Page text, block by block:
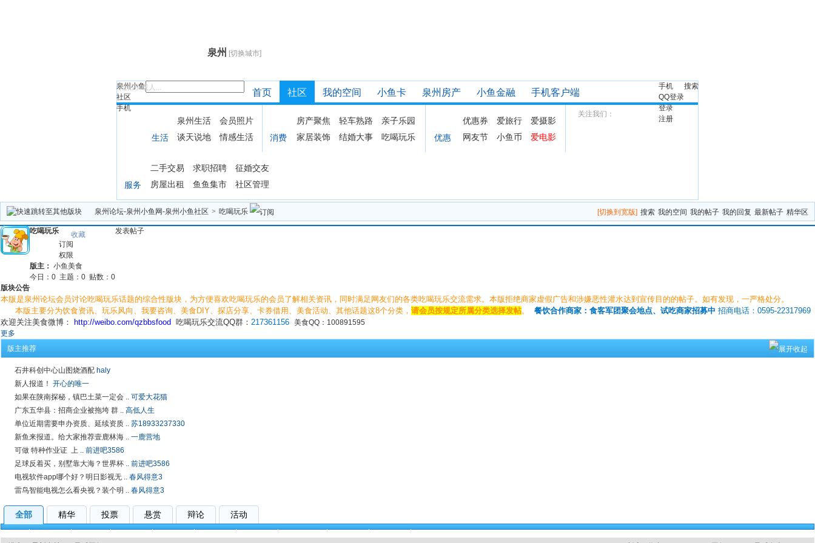
泉州 [切换城市]
泉州小鱼
社区
手机
搜索
找帖子或人...
手机
QQ登录
登录
注册
首页 社区 我的空间 小鱼卡 泉州房产 小鱼金融 手机客户端
关注我们：
生活
泉州生活
会员照片
谈天说地
情感生活 消费
房产聚焦 轻车熟路
亲子乐园
家居装饰
结婚大事 吃喝玩乐 优惠
优惠券 爱旅行
爱摄影
网友节
小鱼币 爱电影
服务
二手交易 求职招聘
征婚交友
房屋出租
鱼鱼集市 社区管理
[切换到宽版] 搜索 我的空间 我的帖子 我的回复 最新帖子 精华区
泉州论坛-泉州小鱼网-泉州小鱼社区 > 吃喝玩乐
吃喝玩乐
收藏
订阅
权限
版主： 小鱼美食
今日： 0 主题： 0 贴数： 0
发表帖子
版块公告
本版是泉州论坛会员讨论吃喝玩乐话题的综合性版块，为方便喜欢吃喝玩乐的会员了解相关资讯，同时满足网友们的各类吃喝玩乐交流需求。本版拒绝商家虚假广告和涉嫌恶性灌水达到宣传目的的帖子。如有发现，一严格处分。
本版主要分为饮食资讯、玩乐风向、我要咨询、美食DIY、探店分享、卡券借用、美食活动、其他话题这8个分类， 请会员按规定所属分类选择发帖。 餐饮合作商家：食客军团聚会地点、试吃商家招募中 招商电话：0595-22317969
欢迎关注美食微博：
http://weibo.com/qzbbsfood 吃喝玩乐交流QQ群： 217361156 美食QQ：100891595
更多
版主推荐
石井科创中心山图烧酒配 haly
新人报道！ 开心的唯一
如果在陕南探秘，镇巴土菜一定会 .. 可爱大花猫
广东五华县：招商企业被拖垮 群 .. 高低人生
单位近期需要申办资质、延续资质 .. 苏18933237330
新鱼来报道。给大家推荐壹鹿林海 .. 一鹿营地
可做 特种作业证 上 .. 前进吧3586
足球反着买，别墅靠大海？世界杯 .. 前进吧3586
电视软件app哪个好？明日影视无 .. 春风得意3
雷鸟智能电视怎么看央视？装个明 .. 春风得意3
全部 精华 投票 悬赏 辩论 活动